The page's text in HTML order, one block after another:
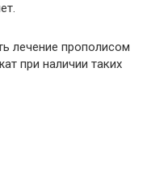
лечение прополисом
при наличии таких